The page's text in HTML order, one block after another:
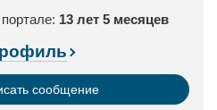
13 лет 5 месяцев
сообщение